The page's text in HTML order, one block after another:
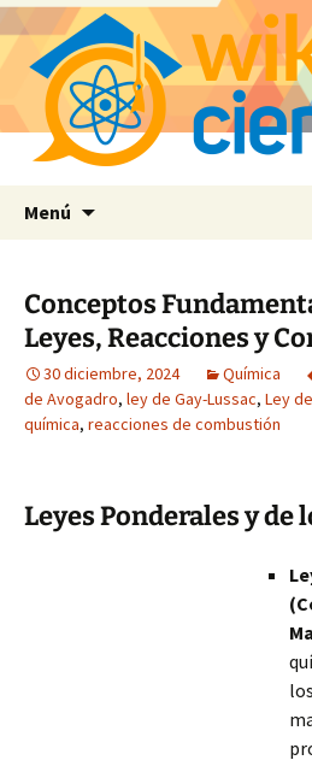
Menú
Conceptos
Leyes, Reacciones y
30 diciembre, 2024 Química
de Avogadro, ley de Gay-Lussac, Ley
química, reacciones de combustión
Leyes Ponderales y de